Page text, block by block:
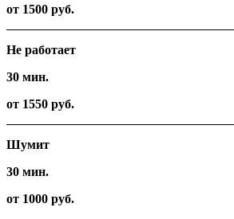
от 1500 руб.
Не работает
30 мин.
от 1550 руб.
Шумит
30 мин.
от 1000 руб.